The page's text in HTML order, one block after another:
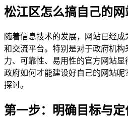
松江区怎么搞自己的网
随着信息技术的发展，网站已经
和交流平台。特别是对于政府机
力、可靠性、易用性的官方网站
政府如何才能建设好自己的网站
探讨。
第一步：明确目标与定